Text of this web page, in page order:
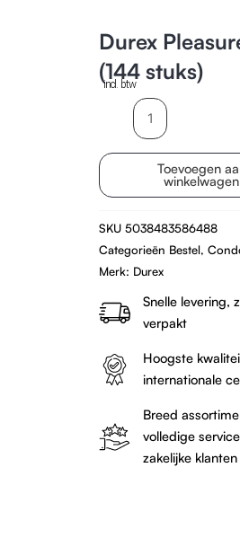
Durex
(144 stuks)
incl. btw
Pleasurefruits
(144
aantal
Toevoegen
winkelwagen
SKU 5038483586488
Categorieën Bestel,
Merk: Durex
Snelle levering,
verpakt
Hoogste
internationale
Breed
volledige
zakelijke klanten